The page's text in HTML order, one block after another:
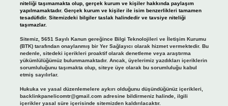
niteliği taşımamakta olup, gerçek kurum ve kişiler hakkında paylaşım
yapılmamaktadır. Gerçek kurum ve kişiler ile isim benzerlikleri tamamen
tesadüfidir. Sitemizdeki bilgiler taslak halindedir ve tavsiye niteliği
taşımazlar.
Sitemiz, 5651 Sayılı Kanun gereğince Bilgi Teknolojileri ve İletişim Kurumu
(BTK) tarafından onaylanmış bir Yer Sağlayıcı olarak hizmet vermektedir. Bu
nedenle, sitedeki içerikleri proaktif olarak denetleme veya araştırma
yükümlülüğümüz bulunmamaktadır. Ancak, üyelerimiz yazdıkları içeriklerin
sorumluluğunu taşımakta olup, siteye üye olarak bu sorumluluğu kabul
etmiş sayılırlar.
Hukuka ve yasal düzenlemelere aykırı olduğunu düşündüğünüz içerikleri,
backlinkpanelicomtr@gmail.comadresine bildirmeniz halinde, ilgili
içerikler yasal süre içerisinde sitemizden kaldırılacaktır.